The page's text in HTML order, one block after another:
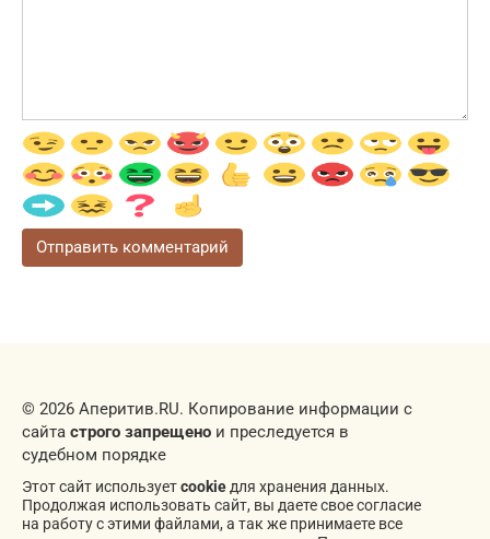
© 2026 Аперитив.RU. Копирование информации с
сайта строго запрещено и преследуется в
судебном порядке
Этот сайт используетcookieдля хранения данных.
Продолжая использовать сайт, вы даете свое согласие
на работу с этими файлами, а так же принимаете все